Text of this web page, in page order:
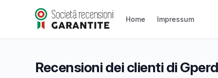
Home Impressum
Gperdumesaiguilles
Valutazione globale: 9,5 su 10
9,5/10(1 896 recensioni)
Recensioni dei clienti di